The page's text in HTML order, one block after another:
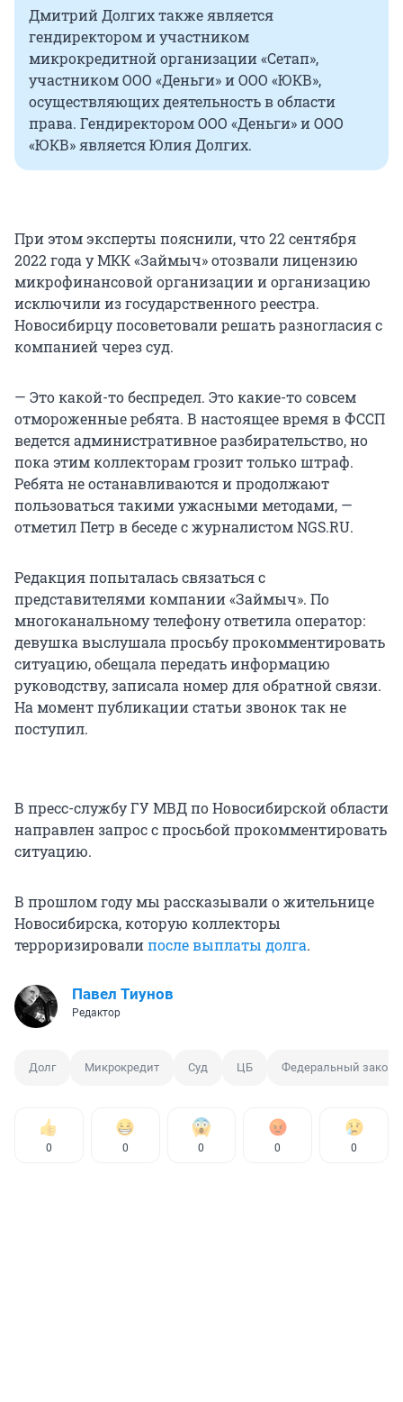
Дмитрий Долгих также является
гендиректором и участником
микрокредитной организации «Сетап»,
участником ООО «Деньги» и ООО «ЮКВ»,
осуществляющих деятельность в области
права. Гендиректором ООО «Деньги» и ООО
«ЮКВ» является Юлия Долгих.
При этом эксперты пояснили, что 22 сентября
2022 года у МКК «Займыч» отозвали лицензию
микрофинансовой организации и организацию
исключили из государственного реестра.
Новосибирцу посоветовали решать разногласия с
компанией через суд.
— Это какой-то беспредел. Это какие-то совсем
отмороженные ребята. В настоящее время в ФССП
ведется административное разбирательство, но
пока этим коллекторам грозит только штраф.
Ребята не останавливаются и продолжают
пользоваться такими ужасными методами, —
отметил Петр в беседе с журналистом NGS.RU.
Редакция попыталась связаться с
представителями компании «Займыч». По
многоканальному телефону ответила оператор:
девушка выслушала просьбу прокомментировать
ситуацию, обещала передать информацию
руководству, записала номер для обратной связи.
На момент публикации статьи звонок так не
поступил.
В пресс-службу ГУ МВД по Новосибирской области
направлен запрос с просьбой прокомментировать
ситуацию.
В прошлом году мы рассказывали о жительнице
Новосибирска, которую коллекторы
терроризировалипосле выплаты долга.
Павел Тиунов
Редактор
Долг Микрокредит Суд ЦБ Федеральный закон
0 0 0 0 0